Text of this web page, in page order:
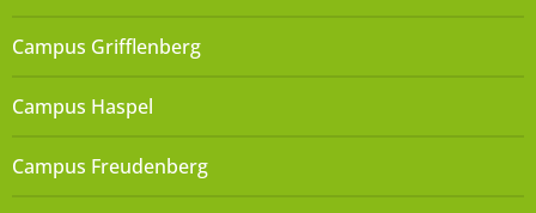
Campus Grifflenberg
Campus Haspel
Campus Freudenberg